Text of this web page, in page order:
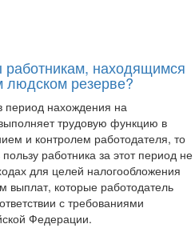
работникам, находящимся
людском резерве?
период нахождения на
трудовую функцию в
и контролем работодателя, то
работника за этот период не
для целей налогообложения
выплат, которые работодатель
с требованиями
Федерации.